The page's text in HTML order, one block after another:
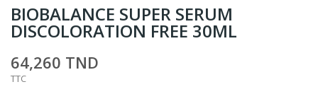
BIOBALANCE SUPER SERUM
DISCOLORATION FREE 30ML
64,260 TND
TTC